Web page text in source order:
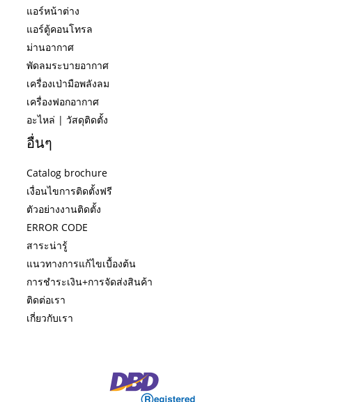
แอร์หน้าต่าง
แอร์ตู้คอนโทรล
ม่านอากาศ
พัดลมระบายอากาศ
เครื่องเป่ามือพลังลม
เครื่องฟอกอากาศ
อะไหล่ | วัสดุติดตั้ง
อื่นๆ
Catalog brochure
เงื่อนไขการติดตั้งฟรี
ตัวอย่างงานติดตั้ง
ERROR CODE
สาระน่ารู้
แนวทางการแก้ไขเบื้องต้น
การชำระเงิน+การจัดส่งสินค้า
ติดต่อเรา
เกี่ยวกับเรา